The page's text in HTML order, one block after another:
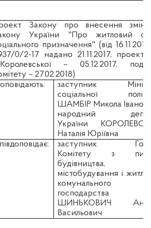
Закону про внесення змін
України "Про житловий
призначення" (вiд
0/2-17 надано 21.11.2017, проект
– 05.12.2017,
– 27.02.2018)
заступник
соціальної
ШАМБІР Микола
народний
України
Наталія Юріївна
заступник
Комітету з
будівництва,
містобудування і
комунального
господарства
ШИНЬКОВИЧ
Васильович